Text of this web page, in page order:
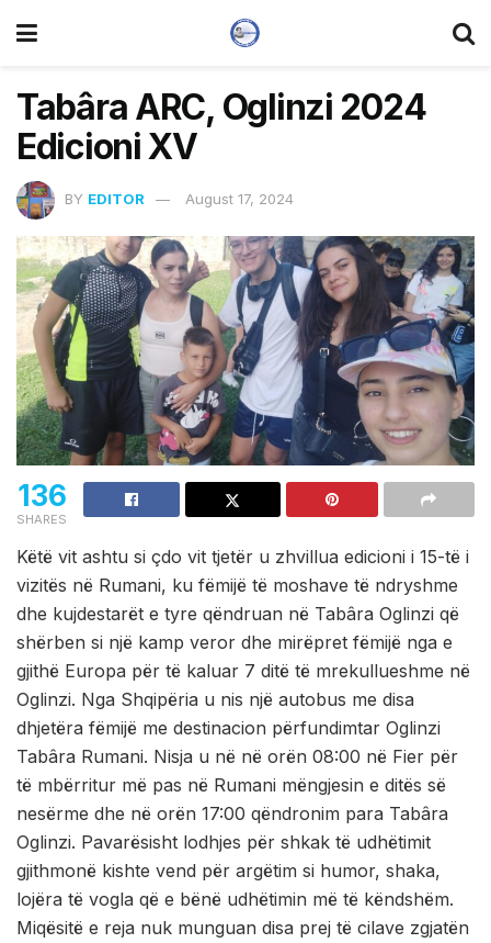
Tabâra ARC, Oglinzi 2024
Edicioni XV
BY EDITOR August 17, 2024
136
SHARES
Këtë vit ashtu si çdo vit tjetër u zhvillua edicioni i 15-të i
vizitës në Rumani, ku fëmijë të moshave të ndryshme
dhe kujdestarët e tyre qëndruan në Tabâra Oglinzi që
shërben si një kamp veror dhe mirëpret fëmijë nga e
gjithë Europa për të kaluar 7 ditë të mrekullueshme në
Oglinzi. Nga Shqipëria u nis një autobus me disa
dhjetëra fëmijë me destinacion përfundimtar Oglinzi
Tabâra Rumani. Nisja u në në orën 08:00 në Fier për
të mbërritur më pas në Rumani mëngjesin e ditës së
nesërme dhe në orën 17:00 qëndronim para Tabâra
Oglinzi. Pavarësisht lodhjes për shkak të udhëtimit
gjithmonë kishte vend për argëtim si humor, shaka,
lojëra të vogla që e bënë udhëtimin më të këndshëm.
Miqësitë e reja nuk munguan disa prej të cilave zgjatën